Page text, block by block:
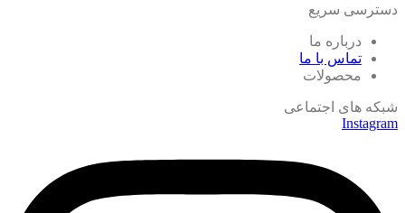
دسترسی سریع
درباره ما
تماس با ما
محصولات
شبکه های اجتماعی
Instagram